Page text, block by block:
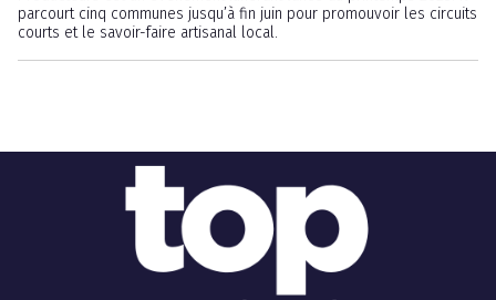
parcourt cinq communes jusqu’à fin juin pour promouvoir les circuits
courts et le savoir-faire artisanal local.